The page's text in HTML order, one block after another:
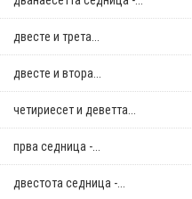
двестe и трета...
двестe и втора...
четириесет и деветта...
прва седница -...
двестота седница -...